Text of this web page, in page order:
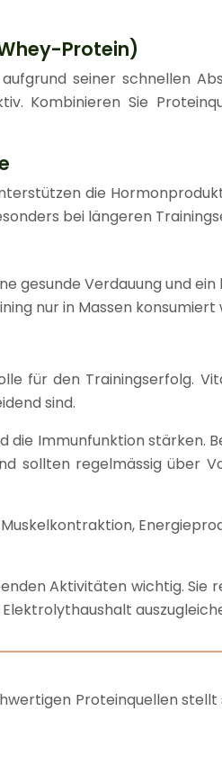
Protein)
seiner schnellen
Kombinieren Sie
die
bei längeren
Verdauung und
nur in Massen
für den Trainingserfolg.
sind.
Immunfunktion stärken.
sollten regelmässig über
Aktivitäten wichtig. Sie
Proteinquellen